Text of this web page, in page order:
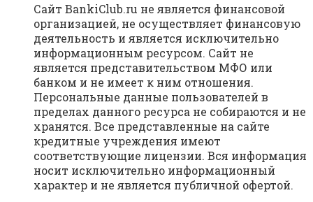
Сайт BankiClub.ru не является финансовой
организацией, не осуществляет финансовую
деятельность и является исключительно
информационным ресурсом. Сайт не
является представительством МФО или
банком и не имеет к ним отношения.
Персональные данные пользователей в
пределах данного ресурса не собираются и не
хранятся. Все представленные на сайте
кредитные учреждения имеют
соответствующие лицензии. Вся информация
носит исключительно информационный
характер и не является публичной офертой.